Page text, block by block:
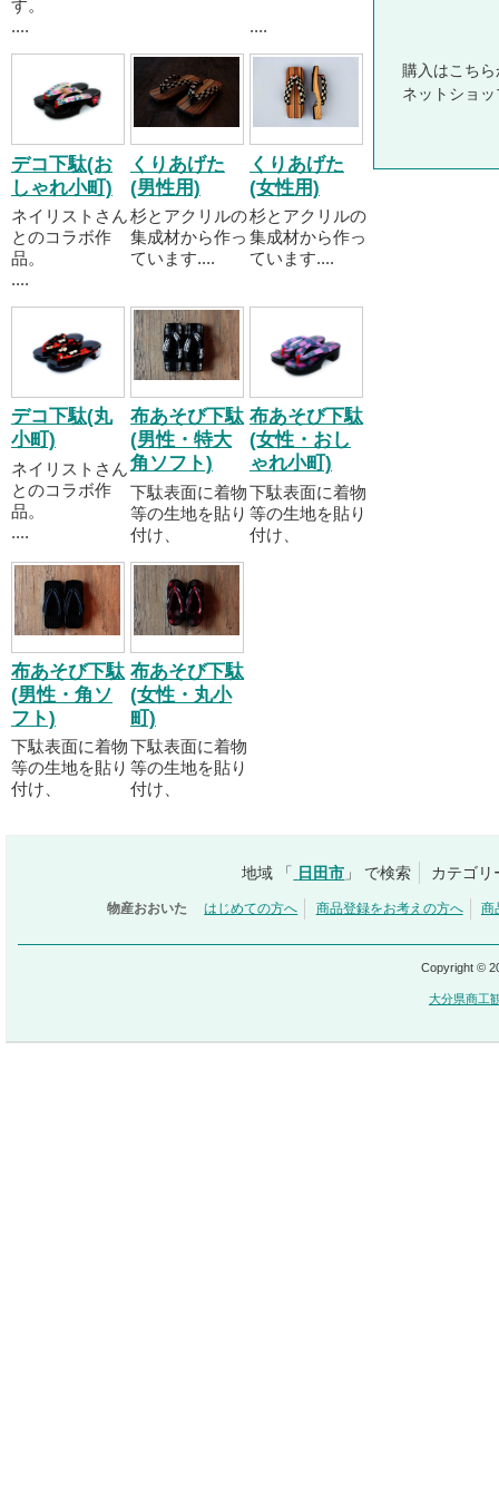
す。
....
....
デコ下駄(お
しゃれ小町)
ネイリストさん
とのコラボ作
品。
....
くりあげた
(男性用)
杉とアクリルの
集成材から作っ
ています....
くりあげた
(女性用)
杉とアクリルの
集成材から作っ
ています....
デコ下駄(丸
小町)
ネイリストさん
とのコラボ作
品。
....
布あそび下駄
(男性・特大
角ソフト)
下駄表面に着物
等の生地を貼り
付け、
布あそび下駄
(女性・おし
ゃれ小町)
下駄表面に着物
等の生地を貼り
付け、
布あそび下駄
(男性・角ソ
フト)
下駄表面に着物
等の生地を貼り
付け、
布あそび下駄
(女性・丸小
町)
下駄表面に着物
等の生地を貼り
付け、
購入はこちら
ネットショ
地域 「 日田市 」 で検索 カテゴリ
物産おおいた はじめての方へ 商品登録をお考えの方へ 商
Copyright ©
大分県商工